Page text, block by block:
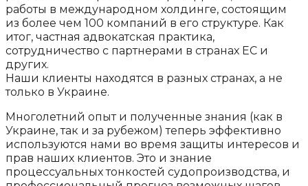
работы в международном холдинге, состоящим
из более чем 100 компаний в его структуре. Как
итог, частная адвокатская практика,
сотрудничество с партнерами в странах ЕС и
других.
Наши клиенты находятся в разных странах, а не
только в Украине.
Многолетний опыт и полученные знания (как в
Украине, так и за рубежом) теперь эффективно
используются нами во время защиты интересов и
прав наших клиентов. Это и знание
процессуальных тонкостей судопроизводства, и